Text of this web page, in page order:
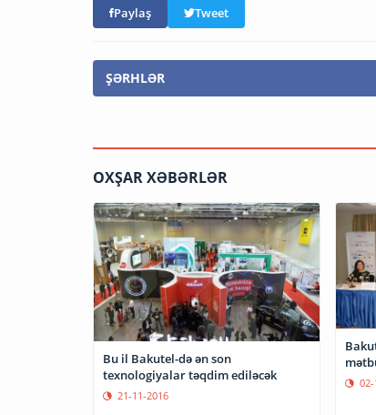
Paylaş Tweet
ŞƏRHLƏR
OXŞAR XƏBƏRLƏR
Bu il Bakutel-də ən son
texnologiyalar təqdim ediləcək
21-11-2016